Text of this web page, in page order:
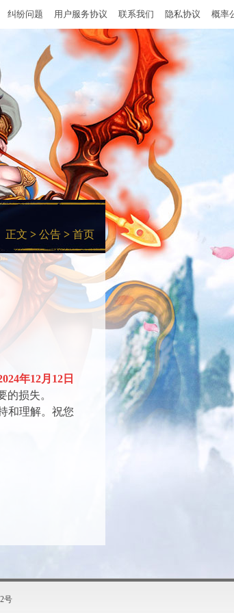
概率
隐私协议
联系我们
用户服务协议
纠纷问题
正文 > 公告 > 首页
年12月12日
损失。
和理解。祝您
号